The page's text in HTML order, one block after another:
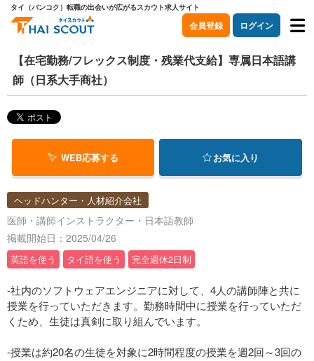
タイ（バンコク）転職の出会いが広がるスカウト求人サイト
会員登録 ログイン
【在宅勤務/フレックス制度・残業代支給】専属日本語講
師（日系大手商社）
WEB応募する お気に入り
ヘッドハンター・人材紹介会社
医師・講師インストラクター・日本語教師
掲載開始日：2025/04/26
英語を使う タイ語を使う 完全週休2日制
-社内のソフトウェアエンジニアに対して、4人の講師陣と共に
授業を行っていただきます。勤務時間中に授業を行っていただ
くため、生徒は真剣に取り組んでいます。
-授業は約20名の生徒を対象に2時間程度の授業を週2回～3回の